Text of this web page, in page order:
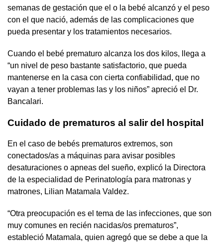
semanas de gestación que el o la bebé alcanzó y el peso
con el que nació, además de las complicaciones que
pueda presentar y los tratamientos necesarios.
Cuando el bebé prematuro alcanza los dos kilos, llega a
“un nivel de peso bastante satisfactorio, que pueda
mantenerse en la casa con cierta confiabilidad, que no
vayan a tener problemas las y los niños” apreció el Dr.
Bancalari.
Cuidado de prematuros al salir del hospital
En el caso de bebés prematuros extremos, son
conectados/as a máquinas para avisar posibles
desaturaciones o apneas del sueño, explicó la Directora
de la especialidad de Perinatología para matronas y
matrones, Lilian Matamala Valdez.
“Otra preocupación es el tema de las infecciones, que son
muy comunes en recién nacidas/os prematuros”,
estableció Matamala, quien agregó que se debe a que la